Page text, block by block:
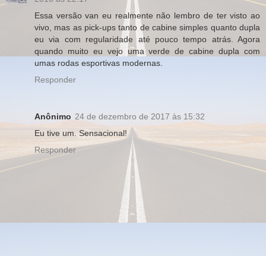
Essa versão van eu realmente não lembro de ter visto ao
vivo, mas as pick-ups tanto de cabine simples quanto dupla
eu via com regularidade até pouco tempo atrás. Agora
quando muito eu vejo uma verde de cabine dupla com
umas rodas esportivas modernas.
Responder
Anônimo 24 de dezembro de 2017 às 15:32
Eu tive um. Sensacional!
Responder